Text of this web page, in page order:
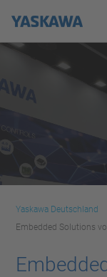
Yaskawa Deutschland
Embedded Solutions